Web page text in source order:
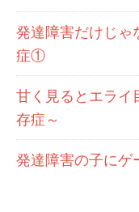
発達障害だけじゃ
症①
甘く見るとエライ
存症～
発達障害の子にゲ